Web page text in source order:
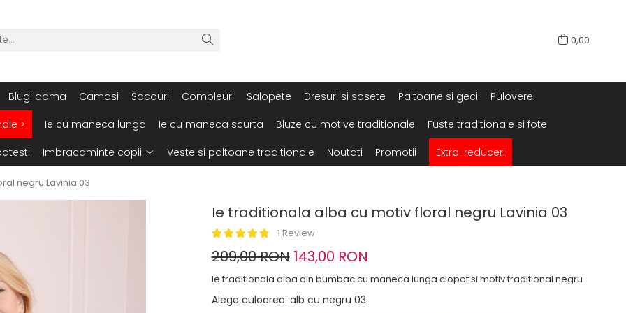
0,00
Blugi dama Camasi Sacouri Compleuri Salopete Dresuri si sosete Paltoane si geci
Pulovere
> Ie cu maneca lunga Ie cu maneca scurta Bluze cu motive traditionale
Fuste traditionale si fote
Imbracaminte copii Veste si paltoane traditionale Noutati Promotii Extra-reduceri
negru Lavinia 03
Ie traditionala alba cu motiv floral negru Lavinia 03
1 Review
209,00 RON 143,00 RON
Ie traditionala alba din bumbac cu maneca lunga clopot si motiv traditional negru
Alege culoarea: alb cu negru 03